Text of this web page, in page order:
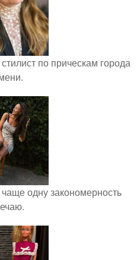
по прическам города
одну закономерность